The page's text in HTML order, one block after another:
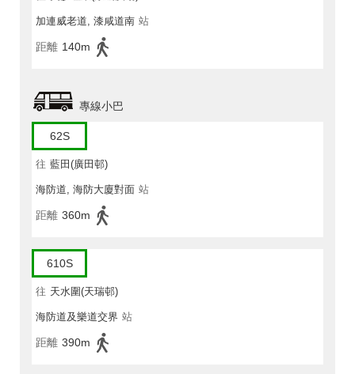
加連威老道, 漆咸道南 站
距離 140m
專線小巴
62S
往 藍田(廣田邨)
海防道, 海防大廈對面 站
距離 360m
610S
往 天水圍(天瑞邨)
海防道及樂道交界 站
距離 390m